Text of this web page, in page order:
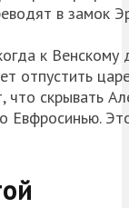
в замок
к
отпустить
скрывать
Евфросинью.